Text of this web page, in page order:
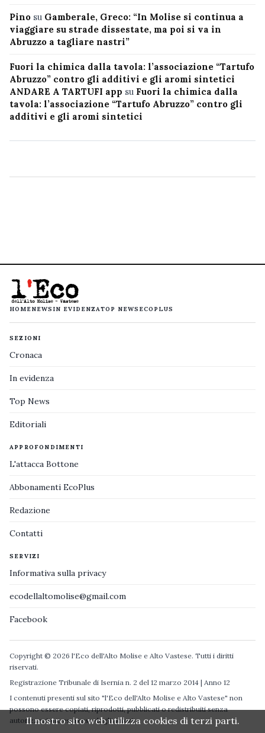
Pino su Gamberale, Greco: “In Molise si continua a
viaggiare su strade dissestate, ma poi si va in
Abruzzo a tagliare nastri”
Fuori la chimica dalla tavola: l’associazione “Tartufo
Abruzzo” contro gli additivi e gli aromi sintetici
ANDARE A TARTUFI app su Fuori la chimica dalla
tavola: l’associazione “Tartufo Abruzzo” contro gli
additivi e gli aromi sintetici
HOMENEWS IN EVIDENZATOP NEWS ECOPLUS
SEZIONI
Cronaca
In evidenza
Top News
Editoriali
APPROFONDIMENTI
L'attacca Bottone
Abbonamenti EcoPlus
Redazione
Contatti
SERVIZI
Informativa sulla privacy
ecodellaltomolise@gmail.com
Facebook
Copyright © 2026 l'Eco dell'Alto Molise e Alto Vastese. Tutti i diritti
riservati.
Registrazione Tribunale di Isernia n. 2 del 12 marzo 2014 | Anno 12
I contenuti presenti sul sito "l'Eco dell'Alto Molise e Alto Vastese" non
possono essere copiati, riprodotti, pubblicati o redistribuiti senza
autorizzazione espressa degli autori.
Il nostro sito web utilizza cookies di terzi parti.